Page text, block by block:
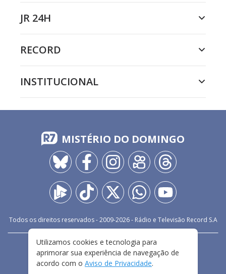
JR 24H
RECORD
INSTITUCIONAL
MISTÉRIO DO DOMINGO
Todos os direitos reservados - 2009-2026- Rádio e Televisão Record S.A
FALE CONOSCO
PRIVACIDADE
TERMOS E CONDIÇÕES DE USO
Utilizamos cookies e tecnologia para
aprimorar sua experiência de navegação de
acordo com o Aviso de Privacidade.